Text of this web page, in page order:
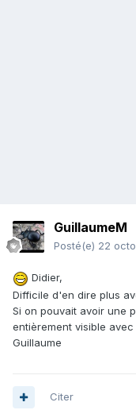
GuillaumeM
Posté(e) 22
Didier,
Difficile d'en dire plus
Si on pouvait avoir une
entièrement visible
Guillaume
Citer